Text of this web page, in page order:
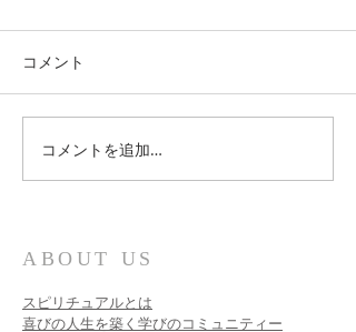
新しい時代のスピリチュ
アルの学び
コメント
コメントを追加…
ABOUT US
スピリチュアルとは
喜びの人生を築く学びのコミュニティー